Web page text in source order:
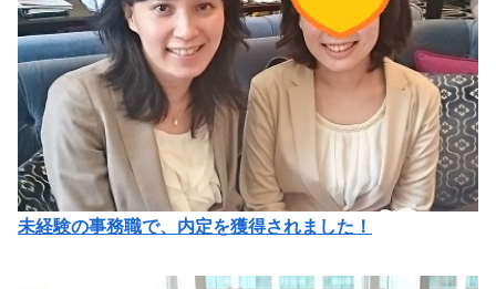
未経験の事務職で、内定を獲得されました！